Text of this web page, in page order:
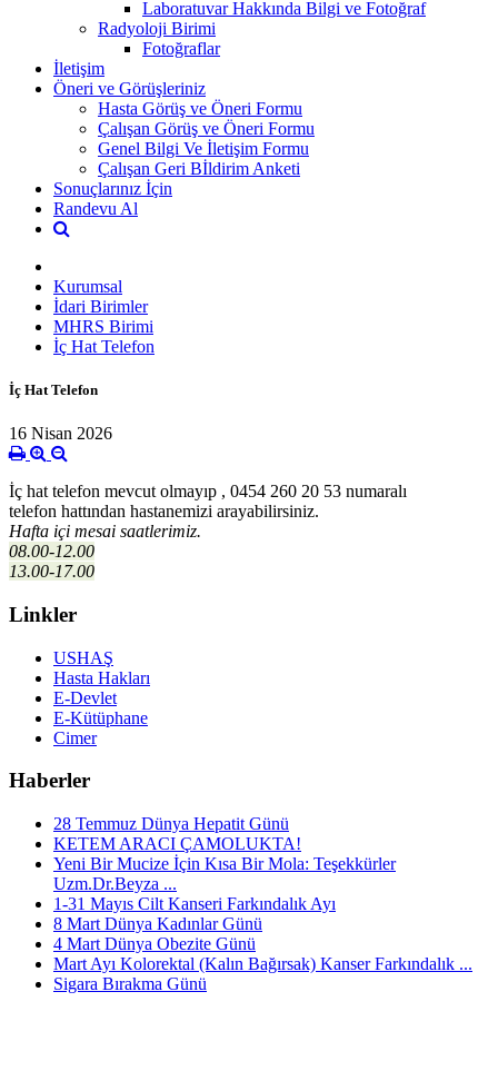
Laboratuvar Hakkında Bilgi ve Fotoğraf
Radyoloji Birimi
Fotoğraflar
İletişim
Öneri ve Görüşleriniz
Hasta Görüş ve Öneri Formu
Çalışan Görüş ve Öneri Formu
Genel Bilgi Ve İletişim Formu
Çalışan Geri Bİldirim Anketi
Sonuçlarınız İçin
Randevu Al
Kurumsal
İdari Birimler
MHRS Birimi
İç Hat Telefon
İç Hat Telefon
16 Nisan 2026
İç hat telefon mevcut olmayıp , 0454 260 20 53 numaralı
telefon hattından hastanemizi arayabilirsiniz.
Hafta içi mesai saatlerimiz.
08.00-12.00
13.00-17.00
Linkler
USHAŞ
Hasta Hakları
E-Devlet
E-Kütüphane
Cimer
Haberler
28 Temmuz Dünya Hepatit Günü
KETEM ARACI ÇAMOLUKTA!
Yeni Bir Mucize İçin Kısa Bir Mola: Teşekkürler
Uzm.Dr.Beyza ...
1-31 Mayıs Cilt Kanseri Farkındalık Ayı
8 Mart Dünya Kadınlar Günü
4 Mart Dünya Obezite Günü
Mart Ayı Kolorektal (Kalın Bağırsak) Kanser Farkındalık ...
Sigara Bırakma Günü